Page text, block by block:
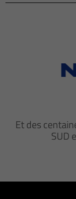
Et des
SUD